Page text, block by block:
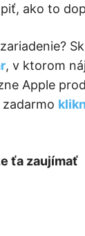
ako to
, v ktorom
Apple
ťa zaujímať